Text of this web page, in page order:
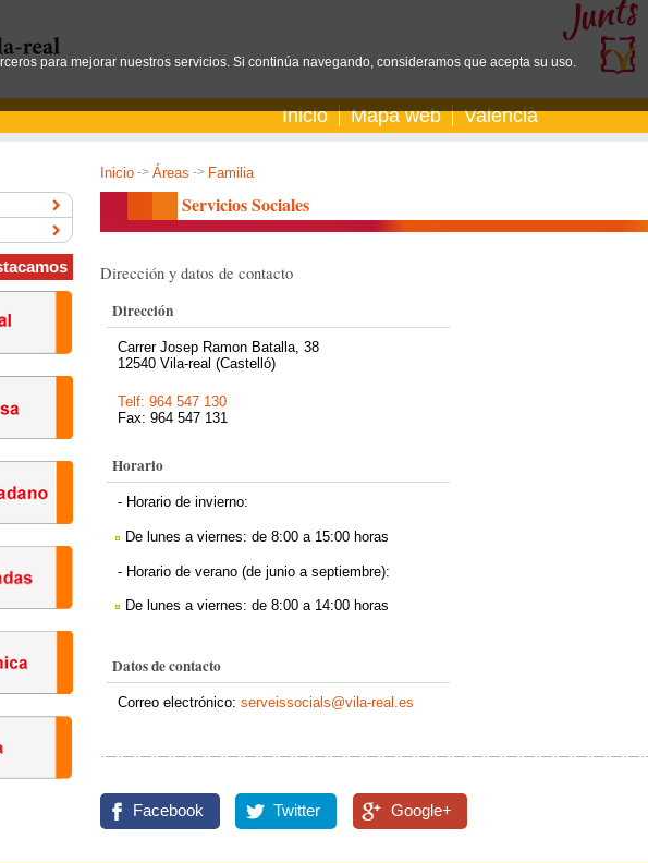
Inicio Mapa web Valencià
Inicio -> Áreas -> Familia
Servicios Sociales
Dirección y datos de contacto
Dirección
Carrer Josep Ramon Batalla, 38
12540 Vila-real (Castelló)
Telf: 964 547 130
Fax: 964 547 131
Horario
- Horario de invierno:
De lunes a viernes: de 8:00 a 15:00 horas
- Horario de verano (de junio a septiembre):
De lunes a viernes: de 8:00 a 14:00 horas
Datos de contacto
Correo electrónico: serveissocials@vila-real.es
Facebook Twitter Google+
para mejorar nuestros servicios. Si continúa navegando, consideramos que acepta su uso.